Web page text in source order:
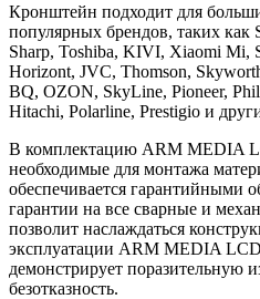
Кронштейн подходит для
популярных брендов, таких как
Sharp, Toshiba, KIVI, Xiaomi Mi,
Horizont, JVC, Thomson,
BQ, OZON, SkyLine, Pioneer,
Hitachi, Polarline, Prestigio и
В комплектацию ARM MEDIA
необходимые для монтажа
обеспечивается гарантийными
гарантии на все сварные и
позволит наслаждаться
эксплуатации ARM MEDIA
демонстрирует поразительную
безотказность.